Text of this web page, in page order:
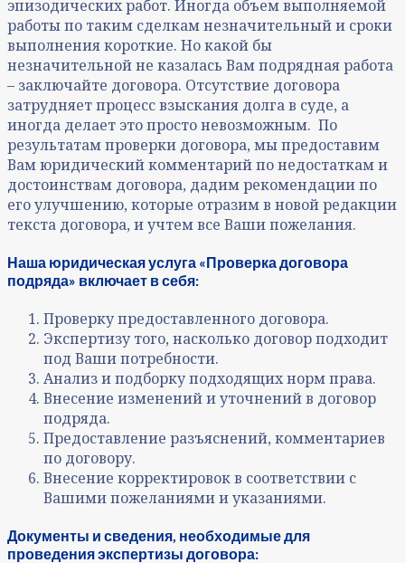
эпизодических работ. Иногда объем выполняемой
работы по таким сделкам незначительный и сроки
выполнения короткие. Но какой бы
незначительной не казалась Вам подрядная работа
– заключайте договора. Отсутствие договора
затрудняет процесс взыскания долга в суде, а
иногда делает это просто невозможным. По
результатам проверки договора, мы предоставим
Вам юридический комментарий по недостаткам и
достоинствам договора, дадим рекомендации по
его улучшению, которые отразим в новой редакции
текста договора, и учтем все Ваши пожелания.
Наша юридическая услуга «Проверкадоговора
подряда» включает в себя:
Проверку предоставленного договора.
Экспертизу того, насколько договор подходит
под Ваши потребности.
Анализ и подборку подходящих норм права.
Внесение изменений и уточнений в договор
подряда.
Предоставление разъяснений, комментариев
по договору.
Внесение корректировок в соответствии с
Вашими пожеланиями и указаниями.
Документы и сведения, необходимые для
проведенияэкспертизы договора: